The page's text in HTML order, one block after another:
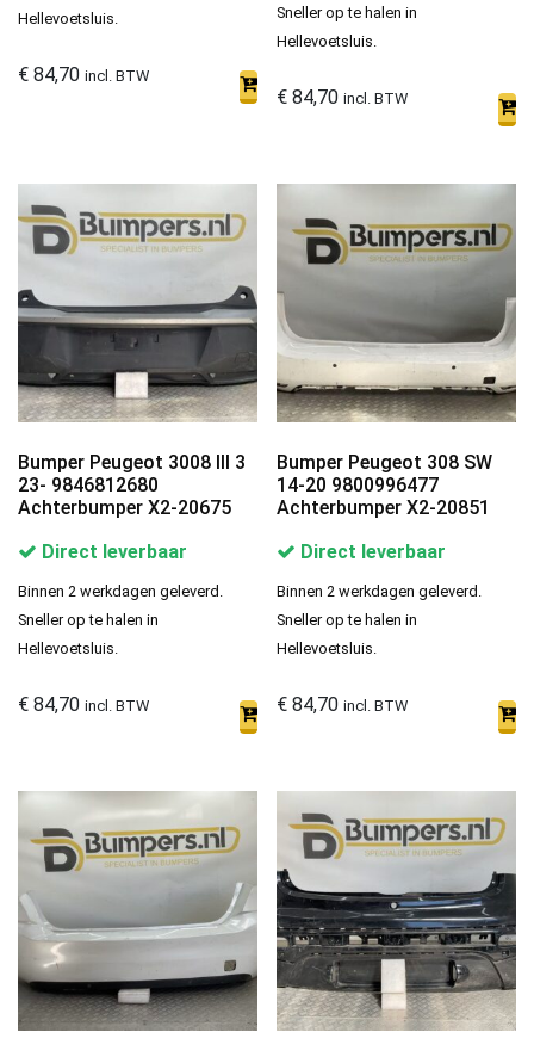
Hellevoetsluis.
€ 84,70 incl. BTW
Sneller op te halen in
Hellevoetsluis.
€ 84,70 incl. BTW
Bumper Peugeot 3008 III 3
23- 9846812680
Achterbumper X2-20675
Direct leverbaar
Binnen 2 werkdagen geleverd.
Sneller op te halen in
Hellevoetsluis.
€ 84,70 incl. BTW
Bumper Peugeot 308 SW
14-20 9800996477
Achterbumper X2-20851
Direct leverbaar
Binnen 2 werkdagen geleverd.
Sneller op te halen in
Hellevoetsluis.
€ 84,70 incl. BTW